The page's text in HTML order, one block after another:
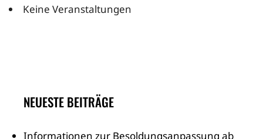
Keine Veranstaltungen
NEUESTE BEITRÄGE
Informationen zur Besoldungsanpassung ab